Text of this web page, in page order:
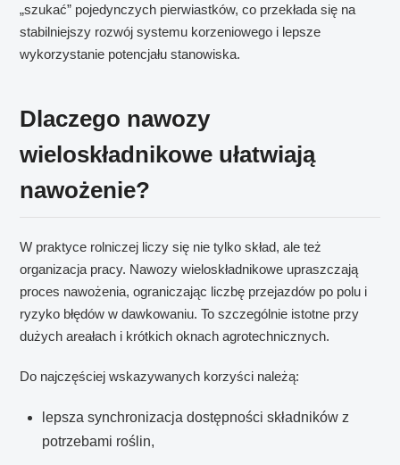
„szukać” pojedynczych pierwiastków, co przekłada się na
stabilniejszy rozwój systemu korzeniowego i lepsze
wykorzystanie potencjału stanowiska.
Dlaczego nawozy
wieloskładnikowe ułatwiają
nawożenie?
W praktyce rolniczej liczy się nie tylko skład, ale też
organizacja pracy. Nawozy wieloskładnikowe upraszczają
proces nawożenia, ograniczając liczbę przejazdów po polu i
ryzyko błędów w dawkowaniu. To szczególnie istotne przy
dużych areałach i krótkich oknach agrotechnicznych.
Do najczęściej wskazywanych korzyści należą:
lepsza synchronizacja dostępności składników z
potrzebami roślin,